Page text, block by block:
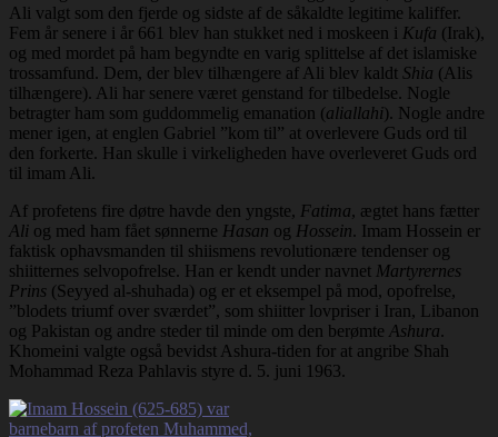
Ali valgt som den fjerde og sidste af de såkaldte legitime kaliffer.
Fem år senere i år 661 blev han stukket ned i moskeen i Kufa (Irak),
og med mordet på ham begyndte en varig splittelse af det islamiske
trossamfund. Dem, der blev tilhængere af Ali blev kaldt Shia (Alis
tilhængere). Ali har senere været genstand for tilbedelse. Nogle
betragter ham som guddommelig emanation (aliallahi). Nogle andre
mener igen, at englen Gabriel ”kom til” at overlevere Guds ord til
den forkerte. Han skulle i virkeligheden have overleveret Guds ord
til imam Ali.
Af profetens fire døtre havde den yngste, Fatima, ægtet hans fætter
Ali og med ham fået sønnerne Hasan og Hossein. Imam Hossein er
faktisk ophavsmanden til shiismens revolutionære tendenser og
shiitternes selvopofrelse. Han er kendt under navnet Martyrernes
Prins (Seyyed al-shuhada) og er et eksempel på mod, opofrelse,
”blodets triumf over sværdet”, som shiitter lovpriser i Iran, Libanon
og Pakistan og andre steder til minde om den berømte Ashura.
Khomeini valgte også bevidst Ashura-tiden for at angribe Shah
Mohammad Reza Pahlavis styre d. 5. juni 1963.